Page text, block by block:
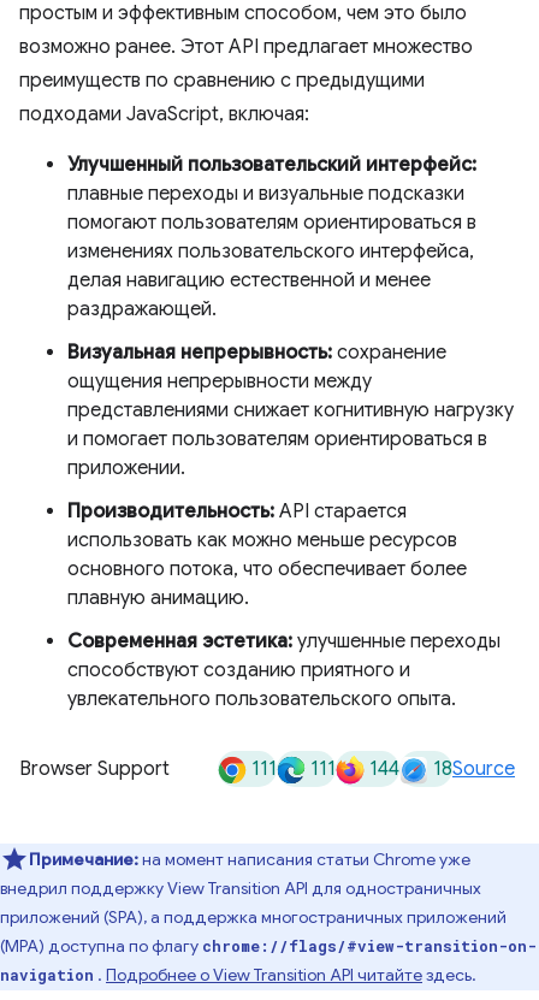
простым и эффективным способом, чем это было
возможно ранее. Этот API предлагает множество
преимуществ по сравнению с предыдущими
подходами JavaScript, включая:
Улучшенный пользовательский интерфейс:
плавные переходы и визуальные подсказки
помогают пользователям ориентироваться в
изменениях пользовательского интерфейса,
делая навигацию естественной и менее
раздражающей.
Визуальная непрерывность: сохранение
ощущения непрерывности между
представлениями снижает когнитивную нагрузку
и помогает пользователям ориентироваться в
приложении.
Производительность: API старается
использовать как можно меньше ресурсов
основного потока, что обеспечивает более
плавную анимацию.
Современная эстетика: улучшенные переходы
способствуют созданию приятного и
увлекательного пользовательского опыта.
Browser Support 111 111 144 18Source
Примечание:на момент написания статьи Chrome уже
внедрил поддержку View Transition API для одностраничных
приложений (SPA), а поддержка многостраничных приложений
(MPA) доступна по флагу chrome://flags/#view-transition-on-
navigation . Подробнее о View Transition API читайтездесь.